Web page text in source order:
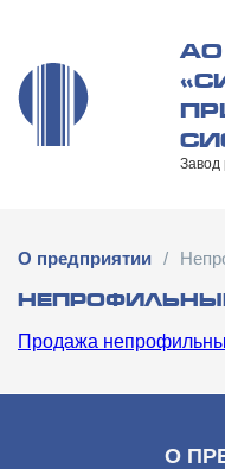
АО
Завод
О предприятии /
Продажа
О